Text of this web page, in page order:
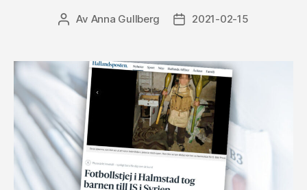
Inläggsförfattare
Av Anna Gullberg Inläggsdatum
2021-02-15